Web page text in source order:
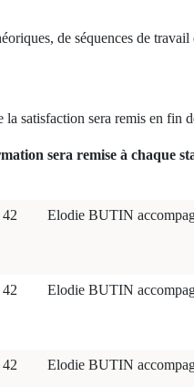
de séquences de
satisfaction sera remis en fin
sera remise à chaque
Elodie BUTIN
Elodie BUTIN
Elodie BUTIN